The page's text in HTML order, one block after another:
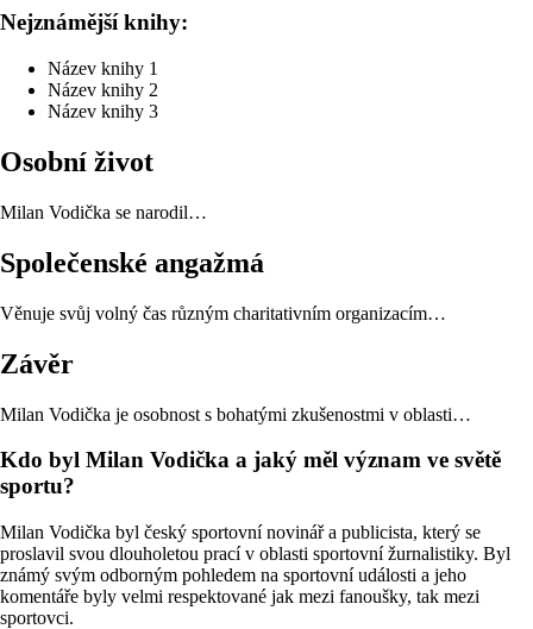
Nejznámější knihy:
Název knihy 1
Název knihy 2
Název knihy 3
Osobní život
Milan Vodička se narodil…
Společenské angažmá
Věnuje svůj volný čas různým charitativním organizacím…
Závěr
Milan Vodička je osobnost s bohatými zkušenostmi v oblasti…
Kdo byl Milan Vodička a jaký měl význam ve světě
sportu?
Milan Vodička byl český sportovní novinář a publicista, který se
proslavil svou dlouholetou prací v oblasti sportovní žurnalistiky. Byl
známý svým odborným pohledem na sportovní události a jeho
komentáře byly velmi respektované jak mezi fanoušky, tak mezi
sportovci.